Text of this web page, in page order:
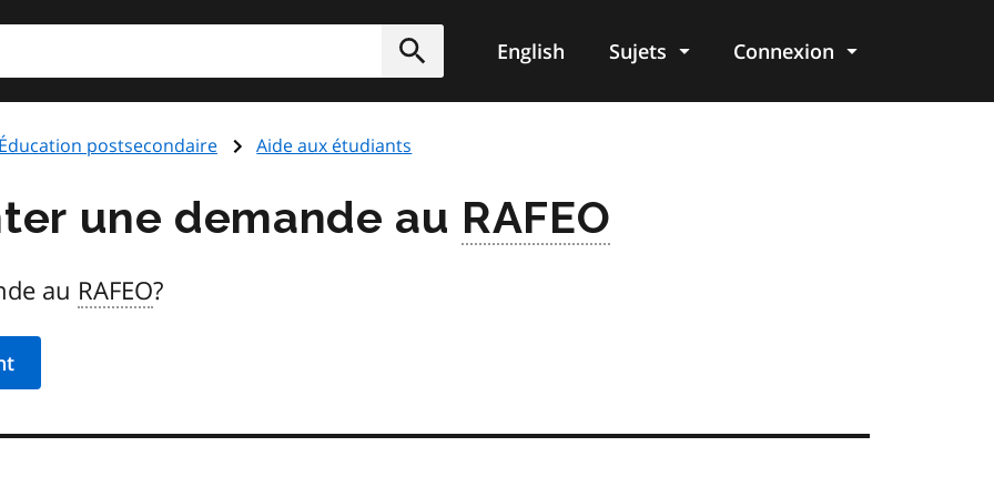
Soumettre
English Sujets Connexion
Éducation postsecondaire Aide aux étudiants
une demande au RAFEO
au RAFEO?